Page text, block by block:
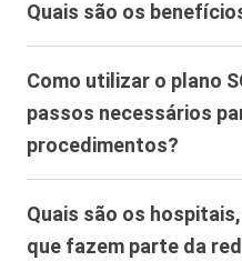
Quais são os
médicos online 24h, plano
exames, apoio funeral
reembolso de despesas
descontos em farmácias.
Como utilizar o plano
passos necessários
procedimentos?
passos simples. Primeiro,
estabelecimento
Quais são os
que fazem parte da